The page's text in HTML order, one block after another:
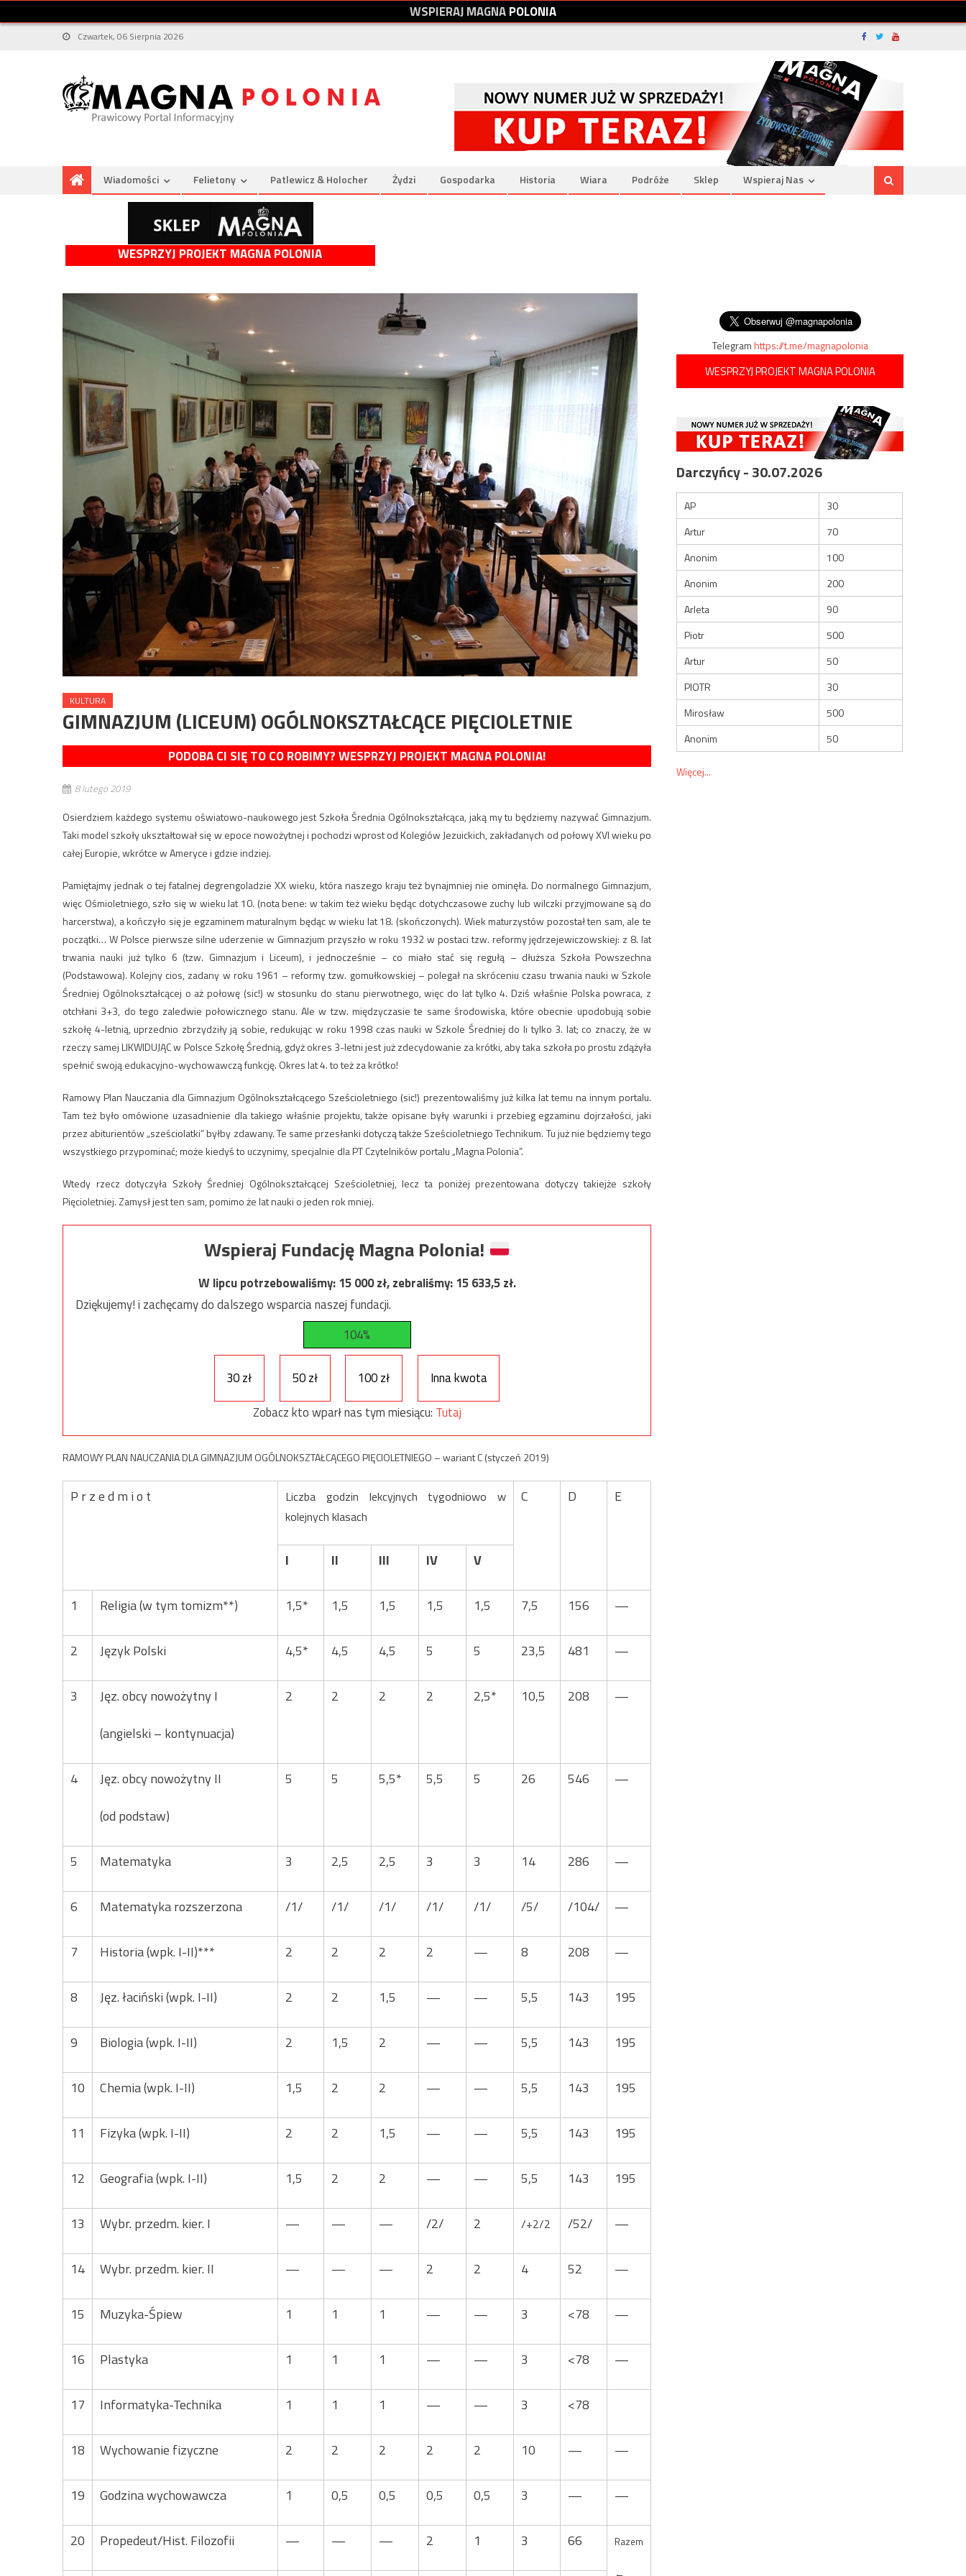
WSPIERAJMAGNAPOLONIA
Czwartek, 06 Sierpnia 2026
Wiadomości Felietony Patlewicz & Holocher Żydzi Gospodarka Historia Wiara Podróże Sklep Wspieraj Nas
WESPRZYJ PROJEKT MAGNA POLONIA
KULTURA
GIMNAZJUM (LICEUM) OGÓLNOKSZTAŁCĄCE PIĘCIOLETNIE
PODOBA CI SIĘ TO CO ROBIMY? WESPRZYJ PROJEKT MAGNA POLONIA!
8 lutego 2019
Osierdziem każdego systemu oświatowo-naukowego jest Szkoła Średnia Ogólnokształcąca, jaką my tu będziemy nazywać Gimnazjum.
Taki model szkoły ukształtował się w epoce nowożytnej i pochodzi wprost od Kolegiów Jezuickich, zakładanych od połowy XVI wieku po
całej Europie, wkrótce w Ameryce i gdzie indziej.
Pamiętajmy jednak o tej fatalnej degrengoladzie XX wieku, która naszego kraju też bynajmniej nie ominęła. Do normalnego Gimnazjum,
więc Ośmioletniego, szło się w wieku lat 10. (nota bene: w takim też wieku będąc dotychczasowe zuchy lub wilczki przyjmowane są do
harcerstwa), a kończyło się je egzaminem maturalnym będąc w wieku lat 18. (skończonych). Wiek maturzystów pozostał ten sam, ale te
początki… W Polsce pierwsze silne uderzenie w Gimnazjum przyszło w roku 1932 w postaci tzw. reformy jędrzejewiczowskiej: z 8. lat
trwania nauki już tylko 6 (tzw. Gimnazjum i Liceum), i jednocześnie – co miało stać się regułą – dłuższa Szkoła Powszechna
(Podstawowa). Kolejny cios, zadany w roku 1961 – reformy tzw. gomułkowskiej – polegał na skróceniu czasu trwania nauki w Szkole
Średniej Ogólnokształcącej o aż połowę (sic!) w stosunku do stanu pierwotnego, więc do lat tylko 4. Dziś właśnie Polska powraca, z
otchłani 3+3, do tego zaledwie połowicznego stanu. Ale w tzw. międzyczasie te same środowiska, które obecnie upodobują sobie
szkołę 4-letnią, uprzednio zbrzydziły ją sobie, redukując w roku 1998 czas nauki w Szkole Średniej do li tylko 3. lat; co znaczy, że w
rzeczy samej LIKWIDUJĄC w Polsce Szkołę Średnią, gdyż okres 3-letni jest już zdecydowanie za krótki, aby taka szkoła po prostu zdążyła
spełnić swoją edukacyjno-wychowawczą funkcję. Okres lat 4. to też za krótko!
Ramowy Plan Nauczania dla Gimnazjum Ogólnokształcącego Sześcioletniego (sic!) prezentowaliśmy już kilka lat temu na innym portalu.
Tam też było omówione uzasadnienie dla takiego właśnie projektu, także opisane były warunki i przebieg egzaminu dojrzałości, jaki
przez abiturientów „sześciolatki” byłby zdawany. Te same przesłanki dotyczą także Sześcioletniego Technikum. Tu już nie będziemy tego
wszystkiego przypominać; może kiedyś to uczynimy, specjalnie dla PT Czytelników portalu „Magna Polonia”.
Wtedy rzecz dotyczyła Szkoły Średniej Ogólnokształcącej Sześcioletniej, lecz ta poniżej prezentowana dotyczy takiejże szkoły
Pięcioletniej. Zamysł jest ten sam, pomimo że lat nauki o jeden rok mniej.
Wspieraj Fundację Magna Polonia!
W lipcu potrzebowaliśmy:15 000zł, zebraliśmy:15 633,5zł.
Dziękujemy! i zachęcamy do dalszego wsparcia naszej fundacji.
104%
30 zł 50 zł 100 zł
Inna kwota
Zobacz kto wparł nas tym miesiącu: Tutaj
RAMOWY PLAN NAUCZANIA DLA GIMNAZJUM OGÓLNOKSZTAŁCĄCEGO PIĘCIOLETNIEGO – wariant C (styczeń 2019)
P r z e d m i o t
Liczba godzin lekcyjnych tygodniowo w
kolejnych klasach
C D E
I II III IV V
1 Religia (w tym tomizm**) 1,5* 1,5 1,5 1,5 1,5 7,5 156 —
2 Język Polski 4,5* 4,5 4,5 5 5 23,5 481 —
3
Jęz. obcy nowożytny I
(angielski – kontynuacja)
2 2 2 2 2,5* 10,5 208 —
4
Jęz. obcy nowożytny II
(od podstaw)
5 5 5,5* 5,5 5 26 546 —
5 Matematyka 3 2,5 2,5 3 3 14 286 —
6 Matematyka rozszerzona /1/ /1/ /1/ /1/ /1/ /5/ /104/ —
7 Historia (wpk. I-II)*** 2 2 2 2 — 8 208 —
8 Jęz. łaciński (wpk. I-II) 2 2 1,5 — — 5,5 143 195
9 Biologia (wpk. I-II) 2 1,5 2 — — 5,5 143 195
10 Chemia (wpk. I-II) 1,5 2 2 — — 5,5 143 195
11 Fizyka (wpk. I-II) 2 2 1,5 — — 5,5 143 195
12 Geografia (wpk. I-II) 1,5 2 2 — — 5,5 143 195
13 Wybr. przedm. kier. I — — — /2/ 2 /+2/2 /52/ —
14 Wybr. przedm. kier. II — — — 2 2 4 52 —
15 Muzyka-Śpiew 1 1 1 — — 3 <78 —
16 Plastyka 1 1 1 — — 3 <78 —
17 Informatyka-Technika 1 1 1 — — 3 <78
18 Wychowanie fizyczne 2 2 2 2 2 10 — —
19 Godzina wychowawcza 1 0,5 0,5 0,5 0,5 3 — —
20 Propedeut/Hist. Filozofii — — — 2 1 3 66 Razem
Telegramhttps://t.me/magnapolonia
WESPRZYJ PROJEKT MAGNA POLONIA
Darczyńcy - 30.07.2026
AP
30
Artur
70
Anonim
100
Anonim
200
Arleta
90
Piotr
500
Artur
50
PIOTR
30
Mirosław
500
Anonim
50
Więcej...